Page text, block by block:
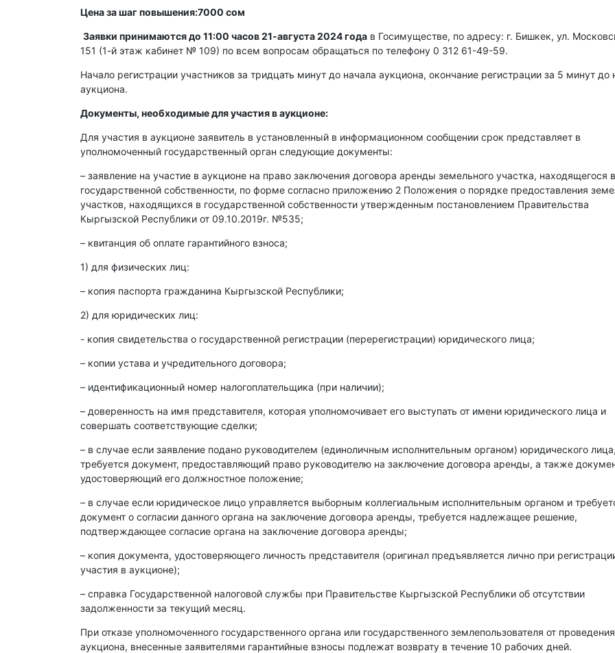
Цена за шаг повышения:7000 сом
Заявки принимаются до 11:00 часов 21-августа 2024 года в Госимуществе, по адресу: г. Бишкек, ул.
151 (1-й этаж кабинет № 109) по всем вопросам обращаться по телефону 0 312 61-49-59.
Начало регистрации участников за тридцать минут до начала аукциона, окончание регистрации за 5 минут до
аукциона.
Документы, необходимые для участия в аукционе:
Для участия в аукционе заявитель в установленный в информационном сообщении срок представляет в
уполномоченный государственный орган следующие документы:
– заявление на участие в аукционе на право заключения договора аренды земельного участка, находящегося в
государственной собственности, по форме согласно приложению 2 Положения о порядке предоставления
участков, находящихся в государственной собственности утвержденным постановлением Правительства
Кыргызской Республики от 09.10.2019г. №535;
– квитанция об оплате гарантийного взноса;
1) для физических лиц:
– копия паспорта гражданина Кыргызской Республики;
2) для юридических лиц:
- копия свидетельства о государственной регистрации (перерегистрации) юридического лица;
– копии устава и учредительного договора;
– идентификационный номер налогоплательщика (при наличии);
– доверенность на имя представителя, которая уполномочивает его выступать от имени юридического лица и
совершать соответствующие сделки;
– в случае если заявление подано руководителем (единоличным исполнительным органом) юридического лица,
требуется документ, предоставляющий право руководителю на заключение договора аренды, а также
удостоверяющий его должностное положение;
– в случае если юридическое лицо управляется выборным коллегиальным исполнительным органом и
документ о согласии данного органа на заключение договора аренды, требуется надлежащее решение,
подтверждающее согласие органа на заключение договора аренды;
– копия документа, удостоверяющего личность представителя (оригинал предъявляется лично при
участия в аукционе);
– справка Государственной налоговой службы при Правительстве Кыргызской Республики об отсутствии
задолженности за текущий месяц.
При отказе уполномоченного государственного органа или государственного землепользователя от проведения
аукциона, внесенные заявителями гарантийные взносы подлежат возврату в течение 10 рабочих дней.